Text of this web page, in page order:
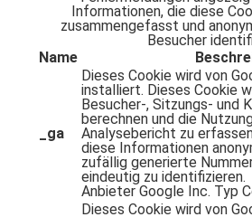
Informationen, die diese
zusammengefasst und
Besucher
Name
_ga
Dieses Cookie wird von
installiert. Dieses Cookie
Besucher-, Sitzungs- und
berechnen und die
Analysebericht zu
diese Informationen
zufällig generierte
eindeutig zu identifizieren.
Anbieter Google Inc. Typ
Dieses Cookie wird von